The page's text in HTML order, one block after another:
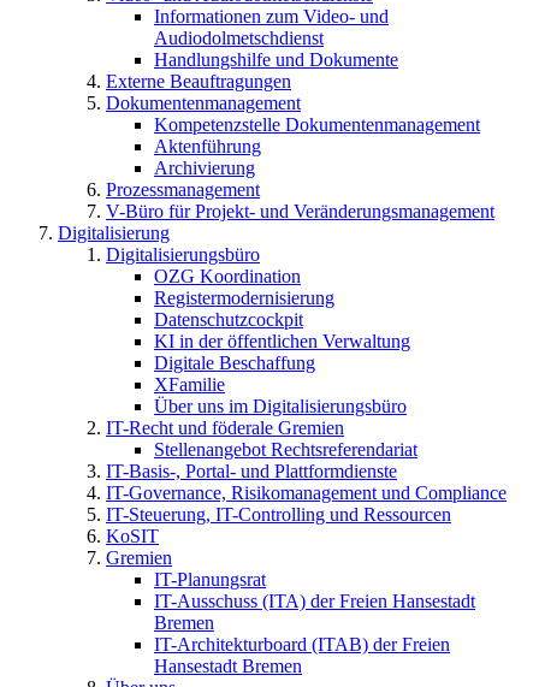
Informationen zum Video- und
Audiodolmetschdienst
Handlungshilfe und Dokumente
Externe Beauftragungen
Dokumentenmanagement
Kompetenzstelle Dokumentenmanagement
Aktenführung
Archivierung
Prozessmanagement
V-Büro für Projekt- und Veränderungsmanagement
Digitalisierung
Digitalisierungsbüro
OZG Koordination
Registermodernisierung
Datenschutzcockpit
KI in der öffentlichen Verwaltung
Digitale Beschaffung
XFamilie
Über uns im Digitalisierungsbüro
IT-Recht und föderale Gremien
Stellenangebot Rechtsreferendariat
IT-Basis-, Portal- und Plattformdienste
IT-Governance, Risikomanagement und Compliance
IT-Steuerung, IT-Controlling und Ressourcen
KoSIT
Gremien
IT-Planungsrat
IT-Ausschuss (ITA) der Freien Hansestadt
Bremen
IT-Architekturboard (ITAB) der Freien
Hansestadt Bremen